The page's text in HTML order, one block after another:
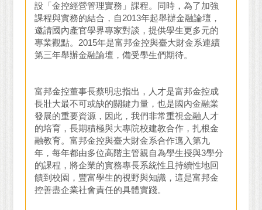
設「金控經營管理實務」課程。同時，為了加強
課程與實務的結合，自2013年起舉辦金融論壇，
邀請國內產官學界專家對談，提供學生更多元的
專業觀點。2015年是富邦金控與臺大財金系連續
第三年舉辦金融論壇，備受學生們期待。
富邦金控董事長蔡明忠指出，人才是富邦金控成
長壯大最不可或缺的關鍵力量，也是國內金融業
發展的重要資源，因此，我們非常重視金融人才
的培育，長期積極與大專院校建教合作，扎根金
融教育。富邦金控與臺大財金系合作邁入第九
年，每年都由多位高階主管親自為學生授與3學分
的課程，將企業的實務專長系統性且持續性地回
饋到校園，豐富學生的視野與知識，這是富邦金
控善盡企業社會責任的具體實踐。